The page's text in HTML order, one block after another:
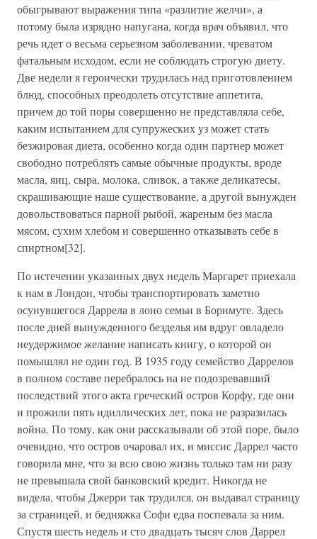
обыгрывают выражения типа «разлитие желчи», а
потому была изрядно напугана, когда врач объявил, что
речь идет о весьма серьезном заболевании, чреватом
фатальным исходом, если не соблюдать строгую диету.
Две недели я героически трудилась над приготовлением
блюд, способных преодолеть отсутствие аппетита,
причем до той поры совершенно не представляла себе,
каким испытанием для супружеских уз может стать
безжировая диета, особенно когда один партнер может
свободно потреблять самые обычные продукты, вроде
масла, яиц, сыра, молока, сливок, а также деликатесы,
скрашивающие наше существование, а другой вынужден
довольствоваться парной рыбой, жареным без масла
мясом, сухим хлебом и совершенно отказывать себе в
спиртном[32].
По истечении указанных двух недель Маргарет приехала
к нам в Лондон, чтобы транспортировать заметно
осунувшегося Даррела в лоно семьи в Борнмуте. Здесь
после дней вынужденного безделья им вдруг овладело
неудержимое желание написать книгу, о которой он
помышлял не один год. В 1935 году семейство Даррелов
в полном составе перебралось на не подозревавший
последствий этого акта греческий остров Корфу, где они
и прожили пять идиллических лет, пока не разразилась
война. По тому, как они рассказывали об этой поре, было
очевидно, что остров очаровал их, и миссис Даррел часто
говорила мне, что за всю свою жизнь только там ни разу
не превышала свой банковский кредит. Никогда не
видела, чтобы Джерри так трудился, он выдавал страницу
за страницей, и бедняжка Софи едва поспевала за ним.
Спустя шесть недель и сто двадцать тысяч слов Даррел